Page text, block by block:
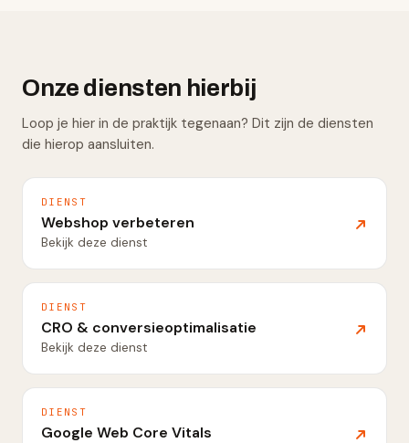
Onze diensten hierbij
Loop je hier in de praktijk tegenaan? Dit zijn de diensten
die hierop aansluiten.
DIENST
Webshop verbeteren
Bekijk deze dienst
DIENST
CRO & conversieoptimalisatie
Bekijk deze dienst
DIENST
Google Web Core Vitals